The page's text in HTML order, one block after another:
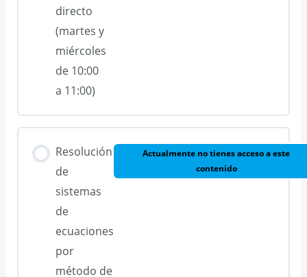
directo
(martes y
miércoles
de 10:00
a 11:00)
Resolución
de
sistemas
de
ecuaciones
por
método de
Actualmente no tienes acceso a este
contenido